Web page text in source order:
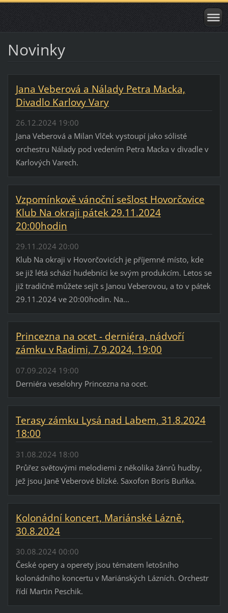
Novinky
Jana Veberová a Nálady Petra Macka,
Divadlo Karlovy Vary
26.12.2024 19:00
Jana Veberová a Milan Vlček vystoupí jako sólisté
orchestru Nálady pod vedením Petra Macka v divadle v
Karlových Varech.
Vzpomínkově vánoční sešlost Hovorčovice
Klub Na okraji pátek 29.11.2024
20:00hodin
29.11.2024 20:00
Klub Na okraji v Hovorčovicích je příjemné místo, kde
se již létá schází hudebníci ke svým produkcím. Letos se
již tradičně můžete sejít s Janou Veberovou, a to v pátek
29.11.2024 ve 20:00hodin. Na...
Princezna na ocet - derniéra, nádvoří
zámku v Radimi, 7.9.2024, 19:00
07.09.2024 19:00
Derniéra veselohry Princezna na ocet.
Terasy zámku Lysá nad Labem, 31.8.2024
18:00
31.08.2024 18:00
Průřez světovými melodiemi z několika žánrů hudby,
jež jsou Janě Veberové blízké. Saxofon Boris Buňka.
Kolonádní koncert, Mariánské Lázně,
30.8.2024
30.08.2024 00:00
České opery a operety jsou tématem letošního
kolonádního koncertu v Mariánských Lázních. Orchestr
řídí Martin Peschik.